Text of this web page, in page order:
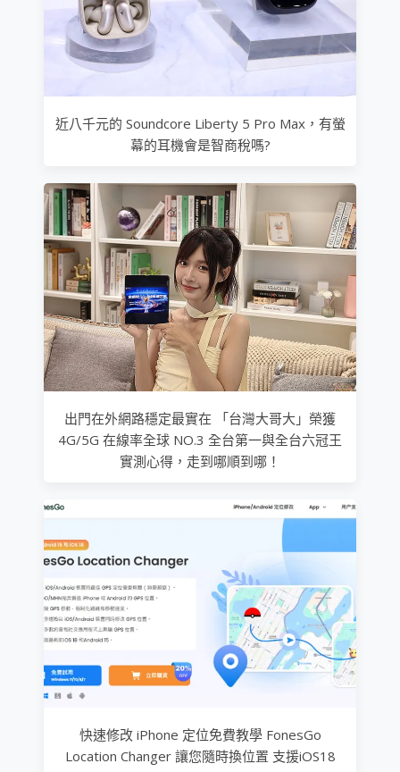
近八千元的 Soundcore Liberty 5 Pro Max，有螢
幕的耳機會是智商稅嗎?
出門在外網路穩定最實在 「台灣大哥大」榮獲
4G/5G 在線率全球 NO.3 全台第一與全台六冠王
實測心得，走到哪順到哪！
快速修改 iPhone 定位免費教學 FonesGo
Location Changer 讓您隨時換位置 支援iOS18